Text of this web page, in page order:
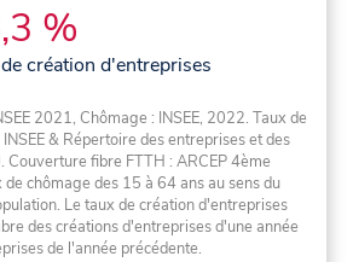
%
création d'entreprises
2021, Chômage : INSEE, 2022. Taux de
& Répertoire des entreprises et des
fibre FTTH : ARCEP 4ème
chômage des 15 à 64 ans au sens du
Le taux de création d'entreprises
des créations d'entreprises d'une année
de l'année précédente.